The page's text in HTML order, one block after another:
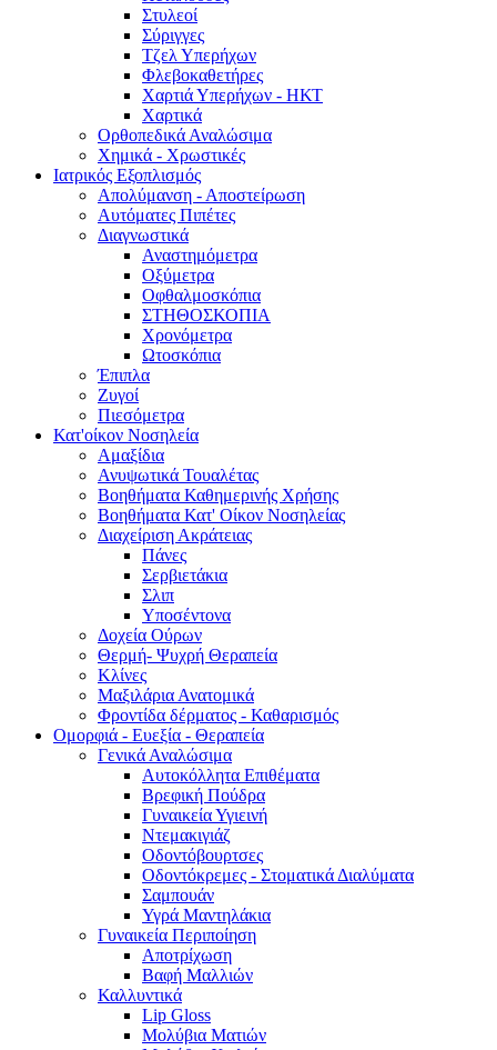
Στυλεοί
Σύριγγες
Τζελ Υπερήχων
Φλεβοκαθετήρες
Χαρτιά Υπερήχων - ΗΚΤ
Χαρτικά
Ορθοπεδικά Αναλώσιμα
Χημικά - Χρωστικές
Ιατρικός Εξοπλισμός
Απολύμανση - Αποστείρωση
Αυτόματες Πιπέτες
Διαγνωστικά
Αναστημόμετρα
Οξύμετρα
Οφθαλμοσκόπια
ΣΤΗΘΟΣΚΟΠΙΑ
Χρονόμετρα
Ωτοσκόπια
Έπιπλα
Ζυγοί
Πιεσόμετρα
Κατ'οίκον Νοσηλεία
Αμαξίδια
Ανυψωτικά Τουαλέτας
Βοηθήματα Καθημερινής Χρήσης
Βοηθήματα Κατ' Οίκον Νοσηλείας
Διαχείριση Ακράτειας
Πάνες
Σερβιετάκια
Σλιπ
Υποσέντονα
Δοχεία Ούρων
Θερμή- Ψυχρή Θεραπεία
Κλίνες
Μαξιλάρια Ανατομικά
Φροντίδα δέρματος - Καθαρισμός
Ομορφιά - Ευεξία - Θεραπεία
Γενικά Αναλώσιμα
Αυτοκόλλητα Επιθέματα
Βρεφική Πούδρα
Γυναικεία Υγιεινή
Ντεμακιγιάζ
Οδοντόβουρτσες
Οδοντόκρεμες - Στοματικά Διαλύματα
Σαμπουάν
Υγρά Μαντηλάκια
Γυναικεία Περιποίηση
Αποτρίχωση
Βαφή Μαλλιών
Καλλυντικά
Lip Gloss
Μολύβια Ματιών